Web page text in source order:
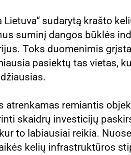
Lietuva“ sudarytą krašto
suminį dangos būklės
Toks duomenimis
pasiektų tas vietas,
atrenkamas remiantis
skaidrų investicijų
to labiausiai reikia.
kelių infrastruktūros